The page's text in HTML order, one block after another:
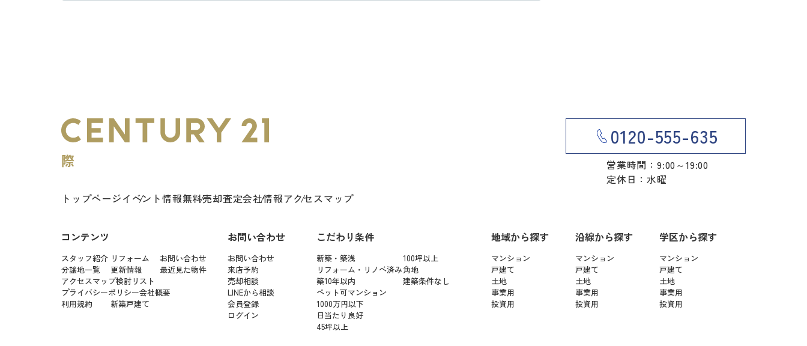
トップページイベント情報無料売却査定会社情報アクセスマップ
0120-555-635
営業時間：9:00～19:00
定休日：水曜
コンテンツ
スタッフ紹介 リフォーム
お問い合わせ
分譲地一覧
更新情報
最近見た物件
アクセスマップ検討リスト
プライバシーポリシー会社概要
利用規約
新築戸建て
お問い合わせ
お問い合わせ
来店予約
売却相談
LINEから相談
会員登録
ログイン
こだわり条件
新築・築浅
100坪以上
リフォーム・リノベ済み角地
築10年以内
建築条件なし
ペット可マンション
1000万円以下
日当たり良好
45坪以上
地域から探す
マンション
戸建て
土地
事業用
投資用
沿線から探す
マンション
戸建て
土地
事業用
投資用
学区から探す
マンション
戸建て
土地
事業用
投資用